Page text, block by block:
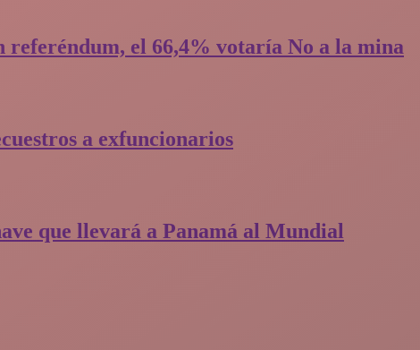
referéndum, el 66,4% votaría No a la mina
a exfuncionarios
que llevará a Panamá al Mundial